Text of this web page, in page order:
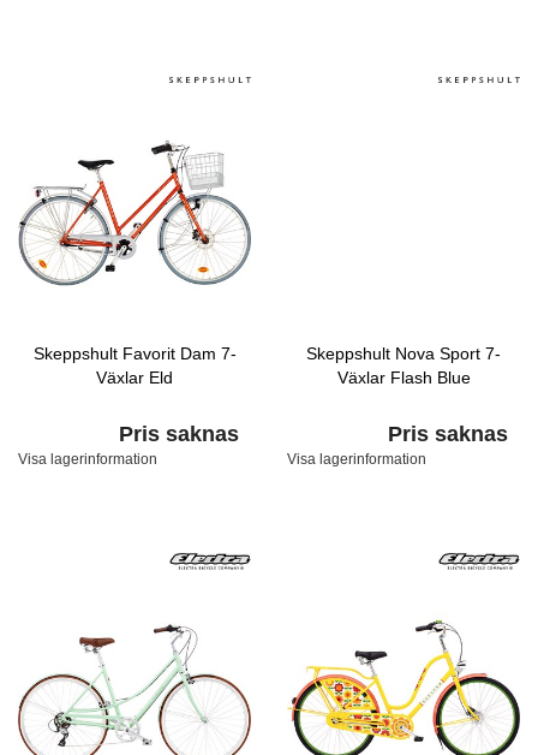
Skeppshult Favorit Dam 7-
Växlar Eld
Pris saknas
Visa lagerinformation
Skeppshult Nova Sport 7-
Växlar Flash Blue
Pris saknas
Visa lagerinformation